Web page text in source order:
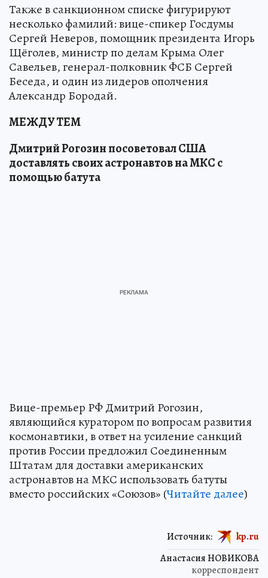
Также в санкционном списке фигурируют
несколько фамилий: вице-спикер Госдумы
Сергей Неверов, помощник президента Игорь
Щёголев, министр по делам Крыма Олег
Савельев, генерал-полковник ФСБ Сергей
Беседа, и один из лидеров ополчения
Александр Бородай.
МЕЖДУ ТЕМ
Дмитрий Рогозин посоветовал США
доставлять своих астронавтов на МКС с
помощью батута
Вице-премьер РФ Дмитрий Рогозин,
являющийся куратором по вопросам развития
космонавтики, в ответ на усиление санкций
против России предложил Соединенным
Штатам для доставки американских
астронавтов на МКС использовать батуты
вместо российских «Союзов» (Читайте далее)
Анастасия НОВИКОВА
корреспондент
Источник: kp.ru